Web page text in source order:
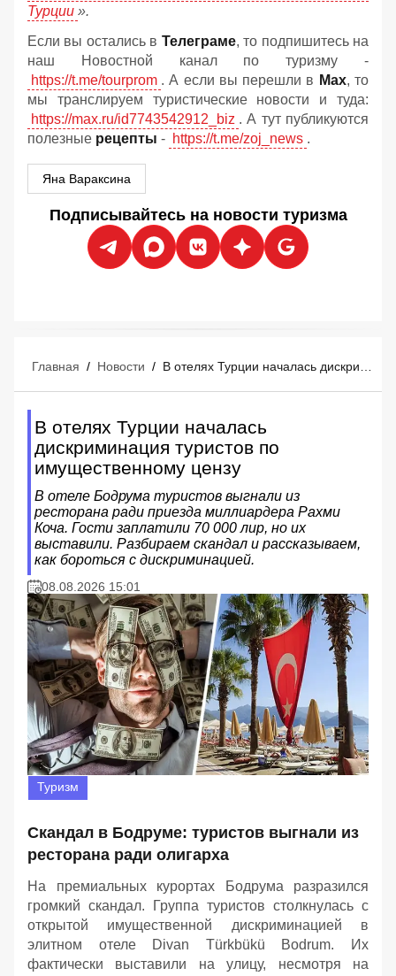
Турции ».
Если вы остались в Телеграме, то подпишитесь на
наш Новостной канал по туризму -
https://t.me/tourprom . А если вы перешли в Мах, то
мы транслируем туристические новости и туда:
https://max.ru/id7743542912_biz . А тут публикуются
полезные рецепты - https://t.me/zoj_news .
Яна Вараксина
Подписывайтесь на новости туризма
Главная / Новости /
В отелях Турции началась
дискриминация туристов по
имущественному цензу
В отеле Бодрума туристов выгнали из
ресторана ради приезда миллиардера Рахми
Коча. Гости заплатили 70 000 лир, но их
выставили. Разбираем скандал и рассказываем,
как бороться с дискриминацией.
08.08.2026 15:01
Туризм
Скандал в Бодруме: туристов выгнали из
ресторана ради олигарха
На премиальных курортах Бодрума разразился
громкий скандал. Группа туристов столкнулась с
открытой имущественной дискриминацией в
элитном отеле Divan Türkbükü Bodrum. Их
фактически выставили на улицу, несмотря на